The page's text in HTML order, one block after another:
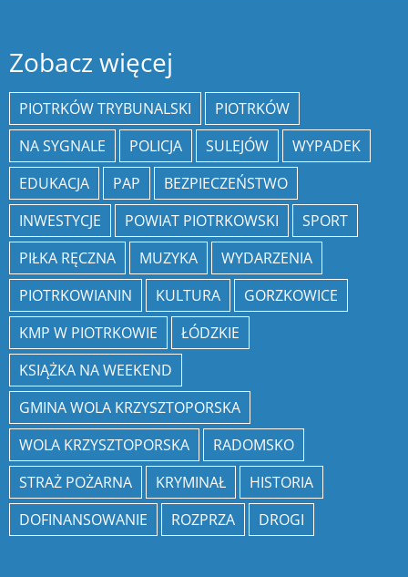
Zobacz więcej
PIOTRKÓW TRYBUNALSKI
PIOTRKÓW
NA SYGNALE
POLICJA SULEJÓW
WYPADEK
EDUKACJA
PAP
BEZPIECZEŃSTWO
INWESTYCJE
POWIAT PIOTRKOWSKI
SPORT
PIŁKA RĘCZNA
MUZYKA
WYDARZENIA
PIOTRKOWIANIN
KULTURA
GORZKOWICE
KMP W PIOTRKOWIE
ŁÓDZKIE
KSIĄŻKA NA WEEKEND
GMINA WOLA KRZYSZTOPORSKA
WOLA KRZYSZTOPORSKA
RADOMSKO
STRAŻ POŻARNA
KRYMINAŁ
HISTORIA
DOFINANSOWANIE
ROZPRZA DROGI